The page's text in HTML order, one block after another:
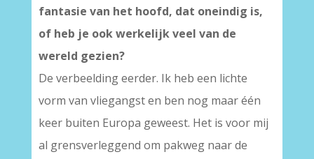
fantasie van het hoofd, dat oneindig is,
of heb je ook werkelijk veel van de
wereld gezien?
De verbeelding eerder. Ik heb een lichte
vorm van vliegangst en ben nog maar één
keer buiten Europa geweest. Het is voor mij
al grensverleggend om pakweg naar de